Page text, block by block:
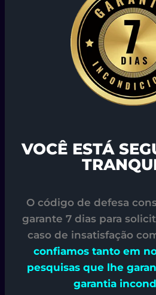
VOCÊ ESTÁ
O código de defesa
garante 7 dias para
caso de insatisfação
confiamos tanto em
pesquisas que lhe
garantia